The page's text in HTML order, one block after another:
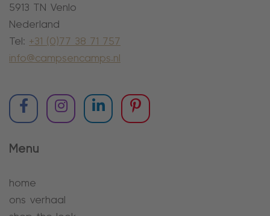
5913 TN Venlo
Nederland
Tel: +31 (0)77 38 71 757
info@campsencamps.nl
Menu
home
ons verhaal